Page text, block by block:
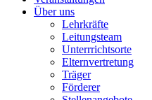
Über uns
Lehrkräfte
Leitungsteam
Unterrrichtsorte
Elternvertretung
Träger
Förderer